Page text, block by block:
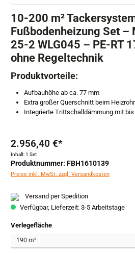
10-200 m²
Fußbodenheizung Set
25-2 WLG045 – PE-RT
ohne Regeltechnik
Produktvorteile:
Aufbauhöhe ab ca. 77 mm
Extra großer Querschnitt beim
Integrierte Trittschalldämmung mit bis
2.956,40 €*
Inhalt:1 Set
Produktnummer: FBH1610139
Preise inkl. MwSt. zzgl. Versandkosten
Versand per Spedition
Verfügbar, Lieferzeit: 3-5 Arbeitstage
Verlegeflächeauswählen